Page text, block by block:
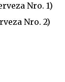
Nro. 1)
Nro. 2)